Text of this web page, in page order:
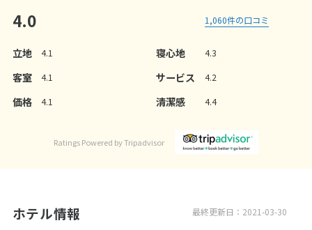
4.0 1,060件の口コミ
立地 4.1 寝心地 4.3
客室 4.1 サービス 4.2
価格 4.1 清潔感 4.4
Ratings Powered by Tripadvisor
最終更新日：2021-03-30
ホテル情報